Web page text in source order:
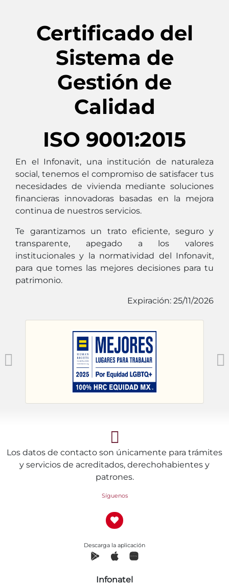
Certificado del
Sistema de
Gestión de
Calidad
ISO 9001:2015
En el Infonavit, una institución de naturaleza
social, tenemos el compromiso de satisfacer tus
necesidades de vivienda mediante soluciones
financieras innovadoras basadas en la mejora
continua de nuestros servicios.
Te garantizamos un trato eficiente, seguro y
transparente, apegado a los valores
institucionales y la normatividad del Infonavit,
para que tomes las mejores decisiones para tu
patrimonio.
Expiración: 25/11/2026
Los datos de contacto son únicamente para trámites
y servicios de acreditados, derechohabientes y
patrones.
Síguenos
Descarga la aplicación
Infonatel